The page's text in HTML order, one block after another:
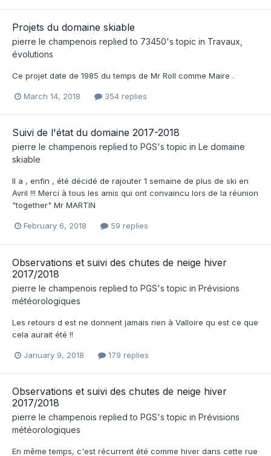
Projets du domaine skiable
pierre le champenois replied to 73450's topic in Travaux,
évolutions
Ce projet date de 1985 du temps de Mr Roll comme Maire .
March 14, 2018 354 replies
Suivi de l'état du domaine 2017-2018
pierre le champenois replied to PGS's topic in Le domaine
skiable
Il a , enfin , été décidé de rajouter 1 semaine de plus de ski en
Avril !!! Merci à tous les amis qui ont convaincu lors de la réunion
"together" Mr MARTIN
February 6, 2018 59 replies
Observations et suivi des chutes de neige hiver
2017/2018
pierre le champenois replied to PGS's topic in Prévisions
météorologiques
Les retours d est ne donnent jamais rien à Valloire qu est ce que
cela aurait été !!
January 9, 2018 179 replies
Observations et suivi des chutes de neige hiver
2017/2018
pierre le champenois replied to PGS's topic in Prévisions
météorologiques
En même temps, c'est récurrent été comme hiver dans cette rue